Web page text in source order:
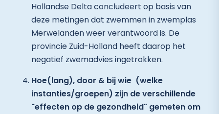
Hollandse Delta concludeert op basis van
deze metingen dat zwemmen in zwemplas
Merwelanden weer verantwoord is. De
provincie Zuid-Holland heeft daarop het
negatief zwemadvies ingetrokken.
Hoe(lang), door & bij wie (welke
instanties/groepen) zijn de verschillende
"effecten op de gezondheid" gemeten om